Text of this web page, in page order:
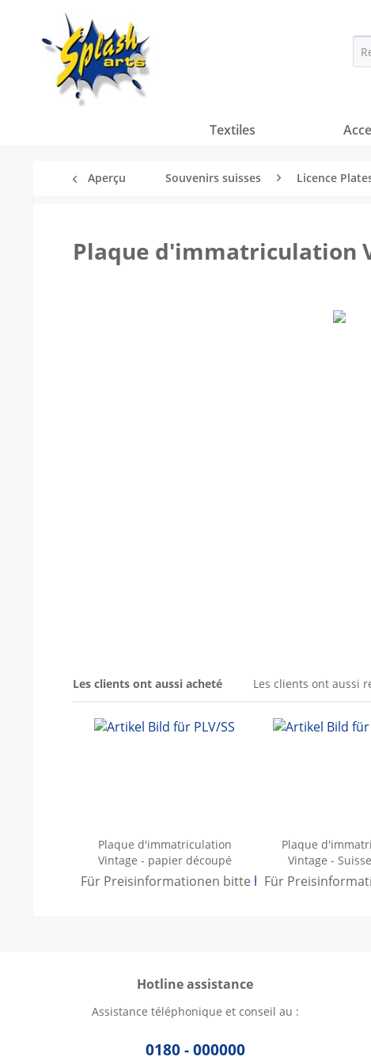
Textiles
Aperçu Souvenirs suisses Licence
Plaque d'immatriculation
Les clients ont aussi acheté Les clients ont aussi
Plaque d'immatriculation
Vintage - papier découpé
Für Preisinformationen bitte hier anmelden.
Plaque
Vintage -
Für
Hotline assistance
Assistance téléphonique et conseil au :
0180 - 000000